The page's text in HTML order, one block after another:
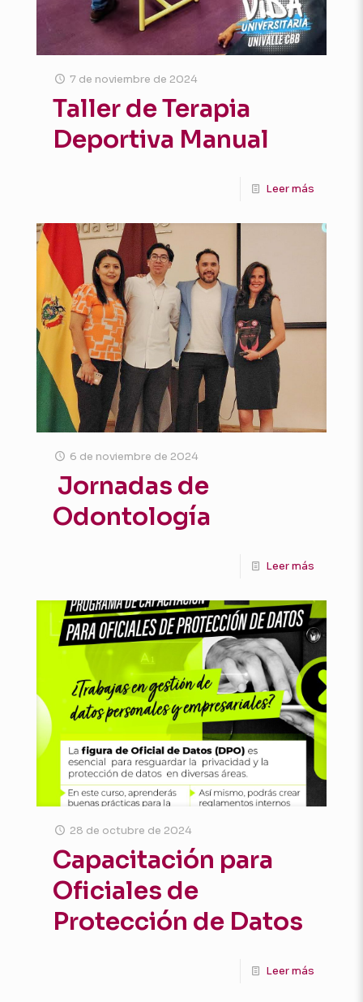
7 de noviembre de 2024
Taller de Terapia
Deportiva Manual
Leer más
6 de noviembre de 2024
Jornadas de
Odontología
Leer más
28 de octubre de 2024
Capacitación para
Oficiales de
Protección de Datos
Leer más